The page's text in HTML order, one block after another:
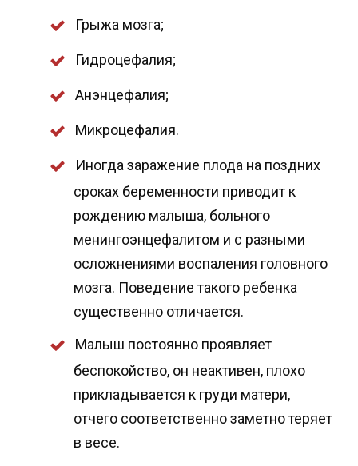
Грыжа мозга;
Гидроцефалия;
Анэнцефалия;
Микроцефалия.
Иногда заражение плода на поздних
сроках беременности приводит к
рождению малыша, больного
менингоэнцефалитом и с разными
осложнениями воспаления головного
мозга. Поведение такого ребенка
существенно отличается.
Малыш постоянно проявляет
беспокойство, он неактивен, плохо
прикладывается к груди матери,
отчего соответственно заметно теряет
в весе.